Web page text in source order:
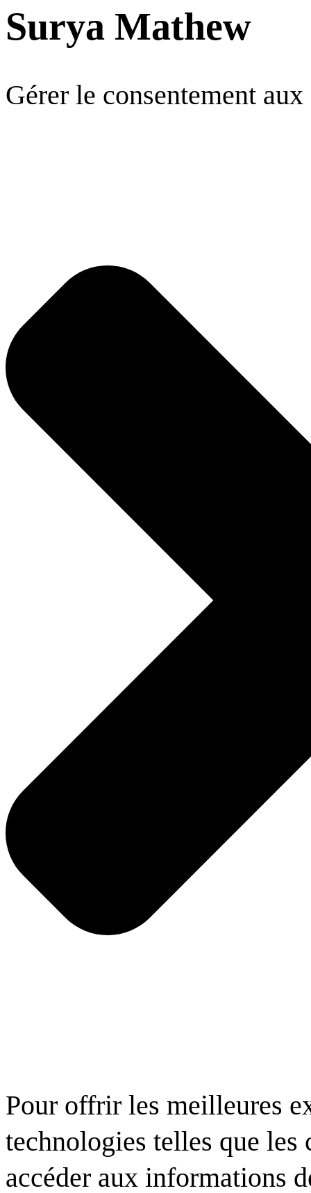
Surya Mathew
Gérer le consentement
Pour offrir les meilleures
technologies telles que
accéder aux informations